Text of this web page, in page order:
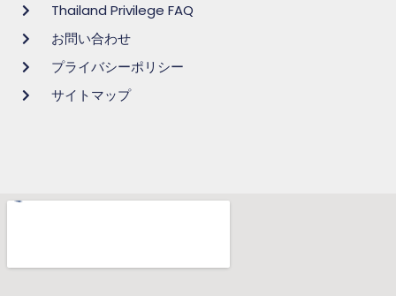
Thailand Privilege FAQ
お問い合わせ
プライバシーポリシー
サイトマップ